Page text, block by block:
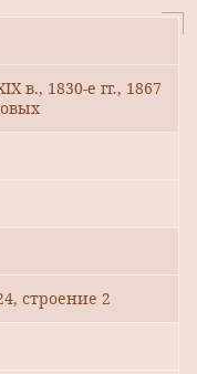
в., 1830-е гг., 1867
строение 2